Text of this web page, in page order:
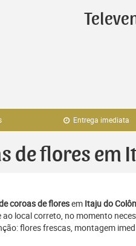
Entrega imediata
de flores em
coroas de floresem Itaju do
local correto, no momento
flores frescas, montagem